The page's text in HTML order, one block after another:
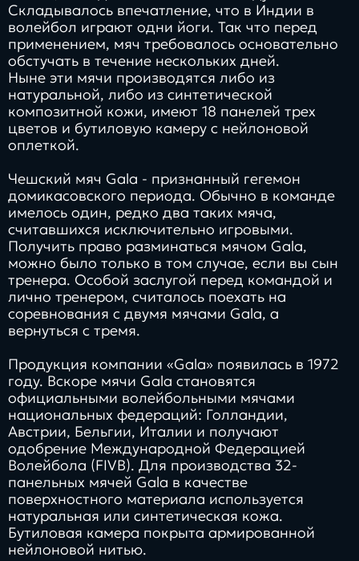
Складывалось впечатление, что в Индии в
волейбол играют одни йоги. Так что перед
применением, мяч требовалось основательно
обстучать в течение нескольких дней.
Ныне эти мячи производятся либо из
натуральной, либо из синтетической
композитной кожи, имеют 18 панелей трех
цветов и бутиловую камеру с нейлоновой
оплеткой.
Чешский мяч Gala - признанный гегемон
домикасовского периода. Обычно в команде
имелось один, редко два таких мяча,
считавшихся исключительно игровыми.
Получить право разминаться мячом Gala,
можно было только в том случае, если вы сын
тренера. Особой заслугой перед командой и
лично тренером, считалось поехать на
соревнования с двумя мячами Gala, а
вернуться с тремя.
Продукция компании «Gala» появилась в 1972
году. Вскоре мячи Gala становятся
официальными волейбольными мячами
национальных федераций: Голландии,
Австрии, Бельгии, Италии и получают
одобрение Международной Федерацией
Волейбола (FIVB). Для производства 32-
панельных мячей Gala в качестве
поверхностного материала используется
натуральная или синтетическая кожа.
Бутиловая камера покрыта армированной
нейлоновой нитью.